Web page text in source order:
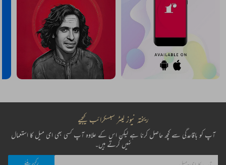
ریختہ نیوز لیٹر سبسکرائب کیجیے
آپ کو باقاعدگی سے کچھ حاصل کرنا ہے لیکن اس کے علاوہ آپ کسی بھی ای میل کا استعمال
نہیں کرتے ہیں۔